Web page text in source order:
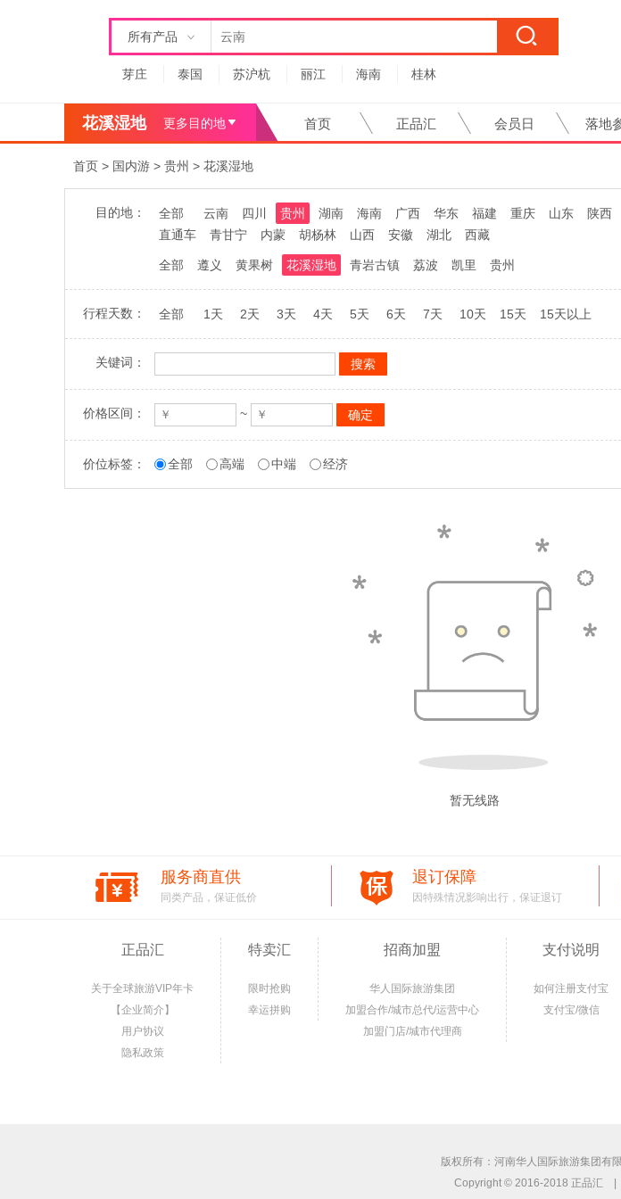
所有产品
芽庄 泰国 苏沪杭 丽江 海南 桂林
更多目的地
花溪湿地 首页 正品汇 会员日 落地
首页 > 国内游 > 贵州 > 花溪湿地
目的地： 全部 云南 四川 贵州 湖南 海南 广西 华东 福建 重庆 山东 陕西
直通车
青甘宁 内蒙 胡杨林 山西 安徽 湖北 西藏
全部 遵义 黄果树 花溪湿地 青岩古镇 荔波 凯里 贵州
行程天数： 全部 1天 2天 3天 4天 5天 6天 7天 10天 15天 15天以上
关键词：
价格区间： ~
价位标签： 全部 高端 中端 经济
暂无线路
服务商直供
同类产品，保证低价
退订保障
因特殊情况影响出行，保证退订
正品汇
关于全球旅游VIP年卡
【企业简介】
用户协议
隐私政策
特卖汇
限时抢购
幸运拼购
招商加盟
华人国际旅游集团
加盟合作/城市总代/运营中心
加盟门店/城市代理商
支付说明
如何注册支付宝
支付宝/微信
版权所有：河南华人国际旅游集团
Copyright © 2016-2018 正品汇 |